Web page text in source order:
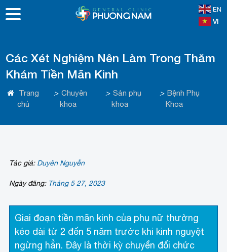
EN
VI
Các Xét Nghiệm Nên Làm Trong Thăm
Khám Tiền Mãn Kinh
Trang
chủ
> Chuyên
khoa
> Sản phụ
khoa
> Bệnh Phụ
Khoa
Tác giả: Duyên Nguyễn
Ngày đăng: Tháng 5 27, 2023
Giai đoạn tiền mãn kinh của phụ nữ thường
kéo dài từ 2 đến 5 năm trước khi kinh nguyệt
ngừng hẳn. Đây là thời kỳ chuyển đổi chức